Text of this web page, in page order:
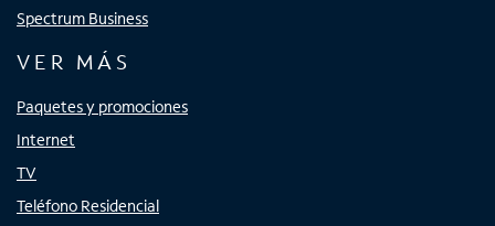
Spectrum Business
VER MÁS
Paquetes y promociones
Internet
TV
Teléfono Residencial